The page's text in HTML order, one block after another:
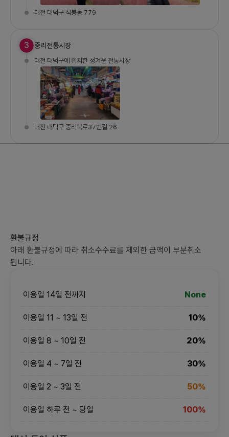
대전 대덕구 석봉동 779
3 중리전통시장
대전 대덕구에 위치한 정겨운 전통시장
대전 대덕구 중리북로37번길 26
환불규정
아래 환불규정에 따라 취소수수료를 제외한 금액이 부분취소
됩니다.
이용일 14일 전까지 None
이용일 11 ~ 13일 전 10%
이용일 8 ~ 10일 전 20%
이용일 4 ~ 7일 전 30%
이용일 2 ~ 3일 전 50%
이용일 하루 전 ~ 당일 100%